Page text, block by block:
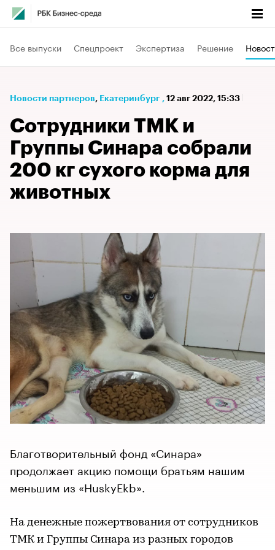
Все выпуски Спецпроект Экспертиза Решение
Новости партнеров⁠, Екатеринбург , 12 авг 2022, 15:33
Сотрудники ТМК и
Группы Синара собрали
200 кг сухого корма для
животных
Благотворительный фонд «Синара»
продолжает акцию помощи братьям нашим
меньшим из «HuskyEkb».
На денежные пожертвования от сотрудников
ТМК и Группы Синара из разных городов